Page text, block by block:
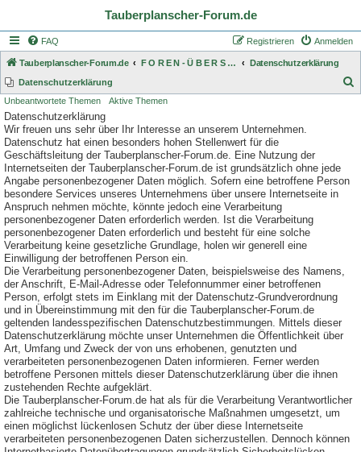
Tauberplanscher-Forum.de
FAQ Anmelden
Registrieren
Tauberplanscher-Forum.de F O R E N - Ü B E R S I C H T
Datenschutzerklärung
Datenschutzerklärung
Unbeantwortete Themen Aktive Themen
Datenschutzerklärung
Wir freuen uns sehr über Ihr Interesse an unserem Unternehmen.
Datenschutz hat einen besonders hohen Stellenwert für die
Geschäftsleitung der Tauberplanscher-Forum.de. Eine Nutzung der
Internetseiten der Tauberplanscher-Forum.de ist grundsätzlich ohne jede
Angabe personenbezogener Daten möglich. Sofern eine betroffene Person
besondere Services unseres Unternehmens über unsere Internetseite in
Anspruch nehmen möchte, könnte jedoch eine Verarbeitung
personenbezogener Daten erforderlich werden. Ist die Verarbeitung
personenbezogener Daten erforderlich und besteht für eine solche
Verarbeitung keine gesetzliche Grundlage, holen wir generell eine
Einwilligung der betroffenen Person ein.
Die Verarbeitung personenbezogener Daten, beispielsweise des Namens,
der Anschrift, E-Mail-Adresse oder Telefonnummer einer betroffenen
Person, erfolgt stets im Einklang mit der Datenschutz-Grundverordnung
und in Übereinstimmung mit den für die Tauberplanscher-Forum.de
geltenden landesspezifischen Datenschutzbestimmungen. Mittels dieser
Datenschutzerklärung möchte unser Unternehmen die Öffentlichkeit über
Art, Umfang und Zweck der von uns erhobenen, genutzten und
verarbeiteten personenbezogenen Daten informieren. Ferner werden
betroffene Personen mittels dieser Datenschutzerklärung über die ihnen
zustehenden Rechte aufgeklärt.
Die Tauberplanscher-Forum.de hat als für die Verarbeitung Verantwortlicher
zahlreiche technische und organisatorische Maßnahmen umgesetzt, um
einen möglichst lückenlosen Schutz der über diese Internetseite
verarbeiteten personenbezogenen Daten sicherzustellen. Dennoch können